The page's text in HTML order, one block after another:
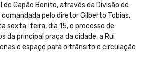
de Capão Bonito, através da Divisão de
pelo diretor Gilberto Tobias,
sexta-feira, dia 15, o processo de
da principal praça da cidade, a Rui
o espaço para o trânsito e circulação